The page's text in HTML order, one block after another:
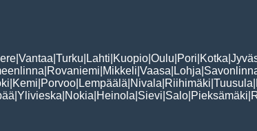
Vantaa Turku Lahti Kuopio Oulu Pori Kotka
Rovaniemi Mikkeli Vaasa Lohja
Kemi Porvoo Lempäälä Nivala Riihimäki Tuusula
Ylivieska Nokia Heinola Sievi Salo Pieksämäki